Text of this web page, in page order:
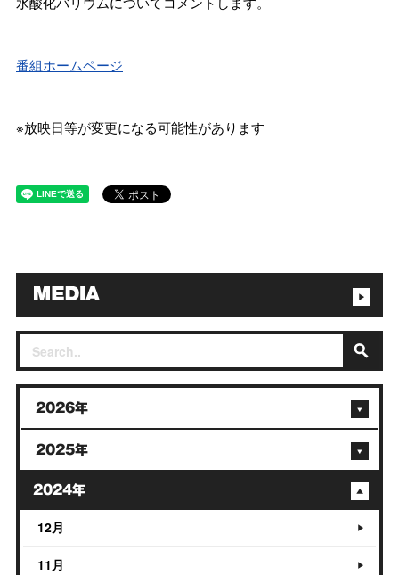
番組ホームページ
※放映日等が変更になる可能性があります
2026年
2025年
2024年
12月
11月